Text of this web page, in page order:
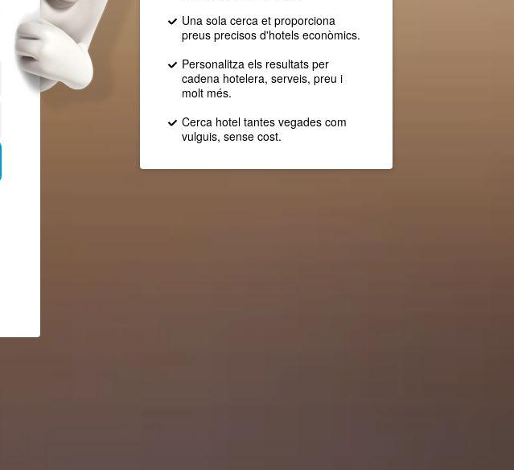
Una sola cerca et proporciona
preus precisos d'hotels econòmics.
Personalitza els resultats per
cadena hotelera, serveis, preu i
molt més.
Cerca hotel tantes vegades com
vulguis, sense cost.